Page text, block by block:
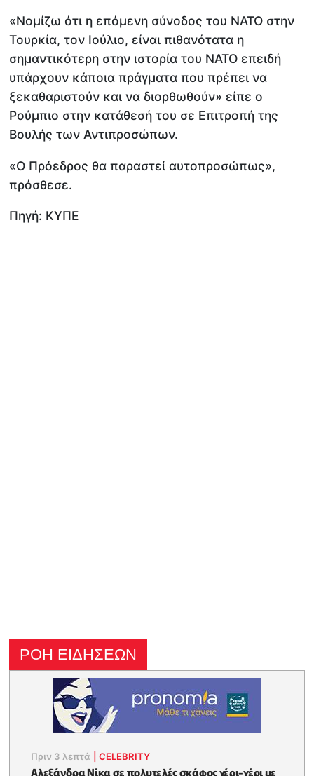
«Νομίζω ότι η επόμενη σύνοδος του ΝΑΤΟ στην
Τουρκία, τον Ιούλιο, είναι πιθανότατα η
σημαντικότερη στην ιστορία του ΝΑΤΟ επειδή
υπάρχουν κάποια πράγματα που πρέπει να
ξεκαθαριστούν και να διορθωθούν» είπε ο
Ρούμπιο στην κατάθεσή του σε Επιτροπή της
Βουλής των Αντιπροσώπων.
«Ο Πρόεδρος θα παραστεί αυτοπροσώπως»,
πρόσθεσε.
Πηγή: ΚΥΠΕ
ΡΟΗ ΕΙΔΗΣΕΩΝ
Πριν 3 λεπτά |CELEBRITY
Αλεξάνδρα Νίκα σε πολυτελές σκάφος χέρι-χέρι με